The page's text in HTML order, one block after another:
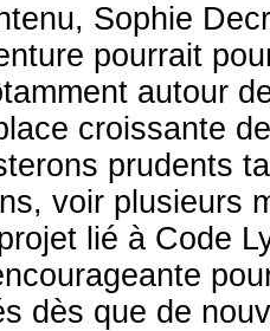
Sophie
pourrait
autour
croissante
prudents
voir plusieurs
lié à Code
dès que de